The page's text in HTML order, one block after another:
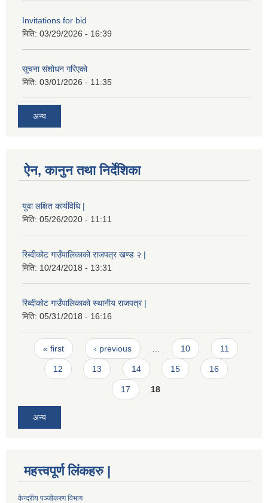
Invitations for bid
मिति: 03/29/2026 - 16:39
सूचना संशोधन गरिएको
मिति: 03/01/2026 - 11:35
अन्य
ऐन, कानुन तथा निर्देशिका
युवा लक्षित कार्यविधि |
मिति: 05/26/2020 - 11:11
रिब्दीकोट गाउँपालिकाको राजपत्र खण्ड २ |
मिति: 10/24/2018 - 13:31
रिब्दीकोट गाउँपालिकाको स्थानीय राजपत्र |
मिति: 05/31/2018 - 16:16
Pages
« first ‹ previous … 10 11
12 13 14 15 16
17 18
अन्य
महत्त्वपूर्ण लिंकहरु |
केन्द्रीय पञ्जीकरण विभाग